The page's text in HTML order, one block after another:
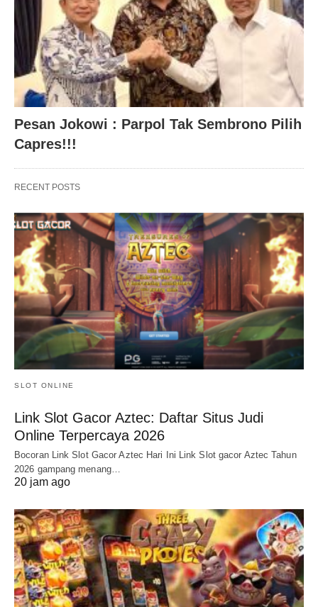
Pesan Jokowi : Parpol Tak Sembrono Pilih
Capres!!!
RECENT POSTS
SLOT ONLINE
Link Slot Gacor Aztec: Daftar Situs Judi
Online Terpercaya 2026
Bocoran Link Slot Gacor Aztec Hari Ini Link Slot gacor Aztec Tahun
2026 gampang menang…
20 jam ago